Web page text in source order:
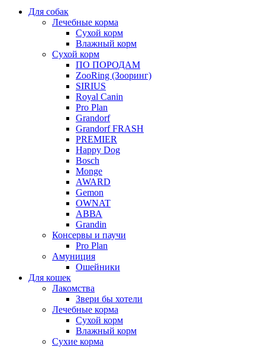
Для собак
Лечебные корма
Сухой корм
Влажный корм
Сухой корм
ПО ПОРОДАМ
ZooRing (Зооринг)
SIRIUS
Royal Canin
Pro Plan
Grandorf
Grandorf FRASH
PREMIER
Happy Dog
Bosch
Monge
AWARD
Gemon
OWNAT
АВВА
Grandin
Консервы и паучи
Pro Plan
Амуниция
Ошейники
Для кошек
Лакомства
Звери бы хотели
Лечебные корма
Сухой корм
Влажный корм
Сухие корма